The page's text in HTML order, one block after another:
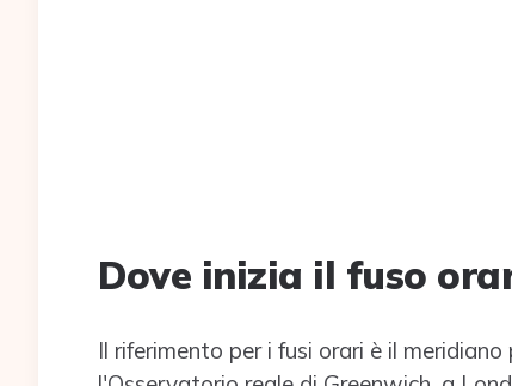
Dove inizia il fuso
Il riferimento per i fusi orari è il